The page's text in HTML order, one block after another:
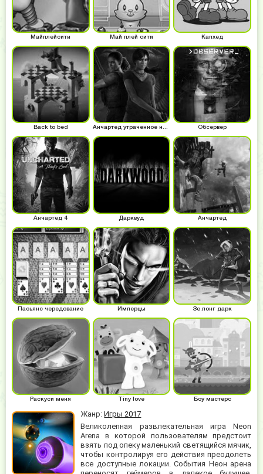
Жанр:Игры 2017
Великолепная развлекательная игра Neon
Arena в которой пользователям предстоит
взять под опеку маленький светящийся мячик,
чтобы контролируя его действия преодолеть
все доступные локации. События Неон арена
Майплейсити Май плей сити Капхед
Back to bed Анчартед утраченное наследие Обсервер
Анчартед 4 Дарквуд Анчартед
Пасьянс чередование Имперцы Зе лонг дарк
Раскуси меня Tiny love Боу мастерс